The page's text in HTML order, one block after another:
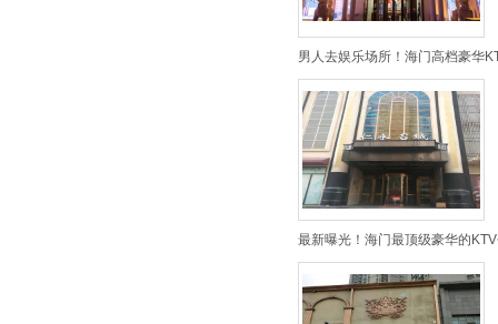
男人去娱乐场所！海门高档豪华
最新曝光！海门最顶级豪华的